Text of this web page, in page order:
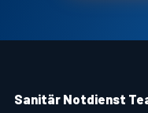
Sanitär Notdienst